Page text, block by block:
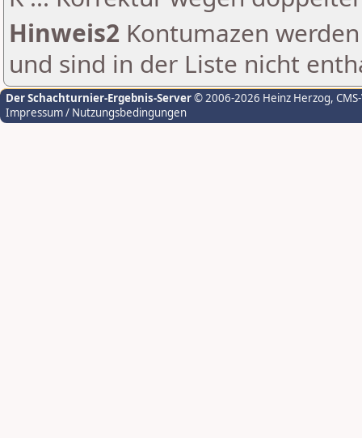
Hinweis2 Kontumazen
und sind in der Liste nicht
Der Schachturnier-Ergebnis-Server© 2006-2026 Heinz Herzog,
Impressum / Nutzungsbedingungen